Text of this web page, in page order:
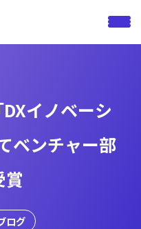
イノベーシ
ベンチャー部
賞
ログ